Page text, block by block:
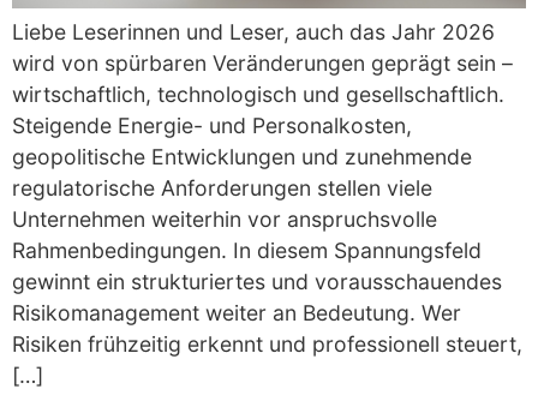
Liebe Leserinnen und Leser, auch das Jahr 2026
wird von spürbaren Veränderungen geprägt sein –
wirtschaftlich, technologisch und gesellschaftlich.
Steigende Energie- und Personalkosten,
geopolitische Entwicklungen und zunehmende
regulatorische Anforderungen stellen viele
Unternehmen weiterhin vor anspruchsvolle
Rahmenbedingungen. In diesem Spannungsfeld
gewinnt ein strukturiertes und vorausschauendes
Risikomanagement weiter an Bedeutung. Wer
Risiken frühzeitig erkennt und professionell steuert,
[…]